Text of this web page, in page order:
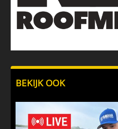
BEKIJK OOK